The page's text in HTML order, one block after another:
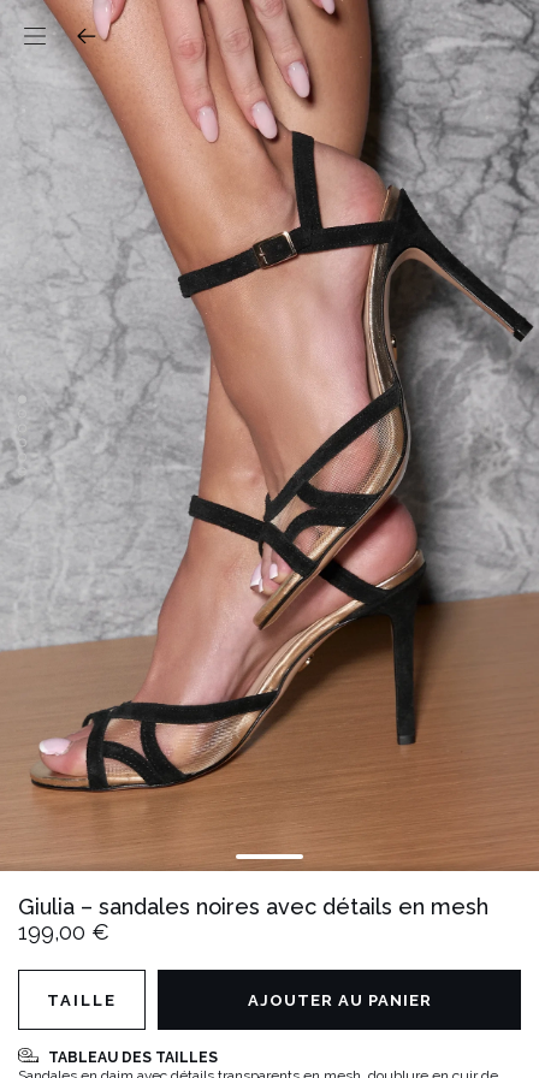
Giulia – sandales noires avec détails en mesh
199,00 €
TABLEAU DES TAILLES
TAILLE AJOUTER AU PANIER